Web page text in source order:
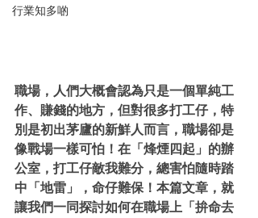
行業知多啲
職場，人們大概會認為只是一個單純工
作、賺錢的地方，但對很多打工仔，特
別是初出茅廬的新鮮人而言，職場卻是
像戰場一樣可怕！在「烽煙四起」的辦
公室，打工仔敵我難分，總害怕隨時踏
中「地雷」，命仔難保！本篇文章，就
讓我們一同探討如何在職場上「拚命去